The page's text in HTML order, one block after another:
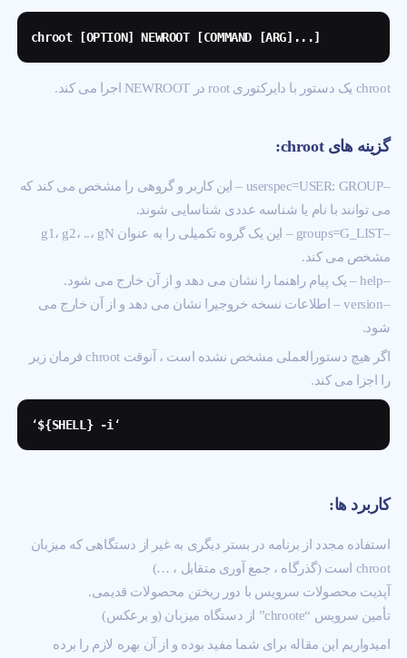
chroot [OPTION] NEWROOT [COMMAND [ARG]...]
chroot یک دستور با دایرکتوری root در NEWROOT اجرا می کند.
گزینه های chroot:
–userspec=USER: GROUP – این کاربر و گروهی را مشخص می کند که
می توانند با نام یا شناسه عددی شناسایی شوند.
–groups=G_LIST – این یک گروه تکمیلی را به عنوان g1، g2، ..، gN
مشخص می کند.
–help – یک پیام راهنما را نشان می دهد و از آن خارج می شود.
–version – اطلاعات نسخه خروجیرا نشان می دهد و از آن خارج می
شود.
اگر هیچ دستورالعملی مشخص نشده است ، آنوقت chroot فرمان زیر
را اجزا می کند.
‘${SHELL} -i ‘
کاربرد ها:
استفاده مجدد از برنامه در بستر دیگری به غیر از دستگاهی که میزبان
chroot است (گذرگاه ، جمع آوری متقابل ، …)
آپدیت محصولات سرویس با دور ریختن محصولات قدیمی.
تأمین سرویس “chroote” از دستگاه میزبان (و برعکس)
امیدواریم این مقاله برای شما مفید بوده و از آن بهره لازم را برده